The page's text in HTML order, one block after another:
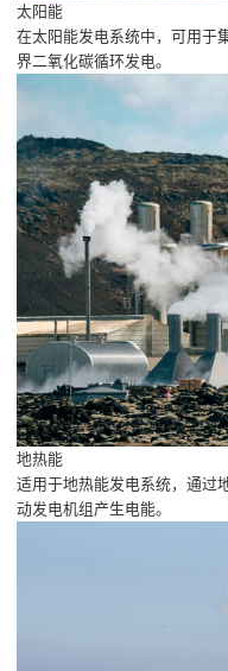
太阳能
在太阳能发电系统中，可用于
界二氧化碳循环发电。
地热能
适用于地热能发电系统，通过
动发电机组产生电能。